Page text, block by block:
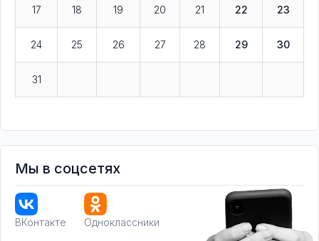
17 18 19 20 21 22 23
24 25 26 27 28 29 30
31
Мы в соцсетях
ВКонтакте Одноклассники